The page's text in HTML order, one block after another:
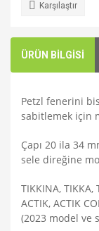
Karşılaştır
ÜRÜN BİLGİSİ
Petzl fenerini
sabitlemek için
Çapı 20 ila 34
sele direğine
TIKKINA, TIKKA,
ACTIK, ACTIK
(2023 model ve